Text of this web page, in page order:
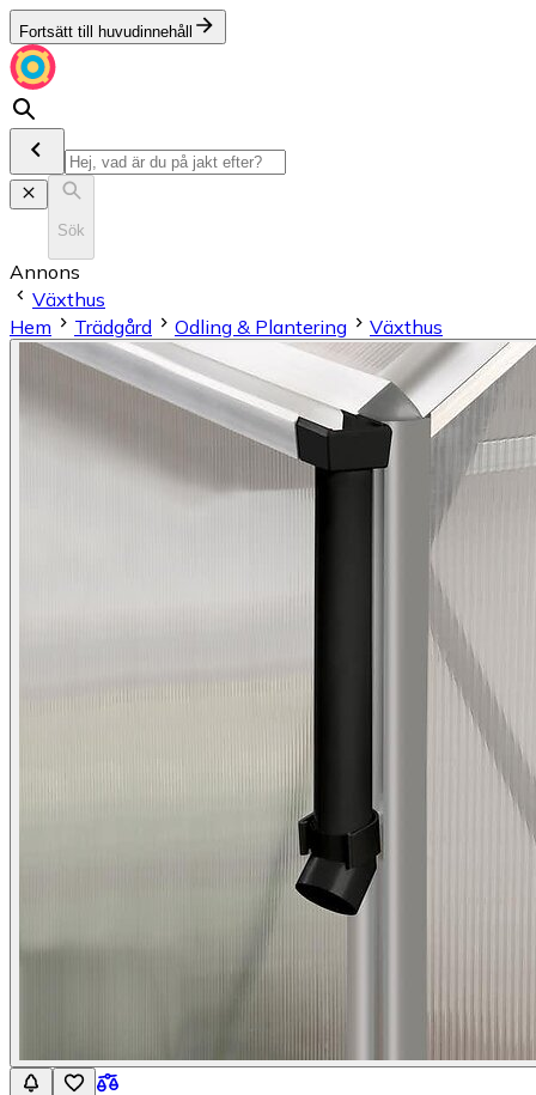
Fortsätt till huvudinnehåll
Sök
Annons
Växthus
Hem
Trädgård Odling & Plantering Växthus